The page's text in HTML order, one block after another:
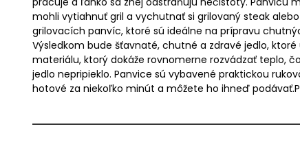
mohli vytiahnuť gril a vychutnať si grilovaný steak
grilovacích panvíc, ktoré sú ideálne na prípravu
Výsledkom bude šťavnaté, chutné a zdravé jedlo,
materiálu, ktorý dokáže rovnomerne rozvádzať teplo,
jedlo nepripieklo. Panvice sú vybavené praktickou
hotové za niekoľko minút a môžete ho ihneď